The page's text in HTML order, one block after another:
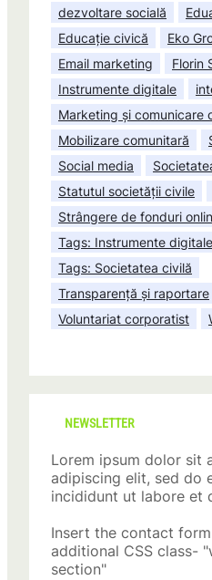
dezvoltare socială
Educație civică
Eko
Email marketing
Florin
Instrumente digitale
Marketing și comunicare
Mobilizare comunitară
Social media
Statutul societății civile
Strângere de fonduri
Tags: Instrumente digitale
Tags: Societatea civilă
Transparență și raportare
Voluntariat corporatist
NEWSLETTER
Lorem ipsum dolor sit
adipiscing elit, sed do
incididunt ut labore et
Insert the contact
additional CSS class-
section"